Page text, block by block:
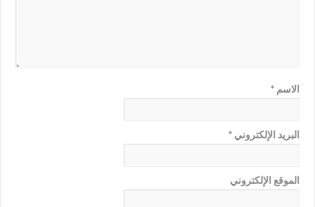
الاسم*
البريد الإلكتروني*
الموقع الإلكتروني